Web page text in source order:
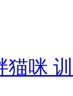
猫咪